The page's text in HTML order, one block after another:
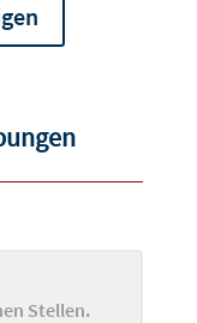
Stellen.